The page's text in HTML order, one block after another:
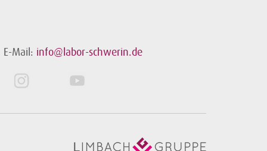
E-Mail: info@labor-schwerin.de